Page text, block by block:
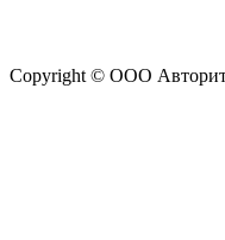
Copyright © ООО